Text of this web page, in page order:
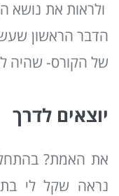
ולראות את נושא
הדבר הראשון
של הקורס- שהיה
יוצאים לדרך
נראה שקל לי